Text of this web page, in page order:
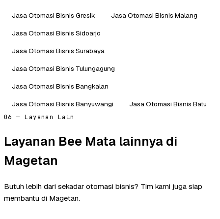
Jasa Otomasi Bisnis Gresik
Jasa Otomasi Bisnis Malang
Jasa Otomasi Bisnis Sidoarjo
Jasa Otomasi Bisnis Surabaya
Jasa Otomasi Bisnis Tulungagung
Jasa Otomasi Bisnis Bangkalan
Jasa Otomasi Bisnis Banyuwangi
Jasa Otomasi Bisnis Batu
06 — Layanan Lain
Layanan Bee Mata lainnya di
Magetan
Butuh lebih dari sekadar otomasi bisnis? Tim kami juga siap
membantu di Magetan.